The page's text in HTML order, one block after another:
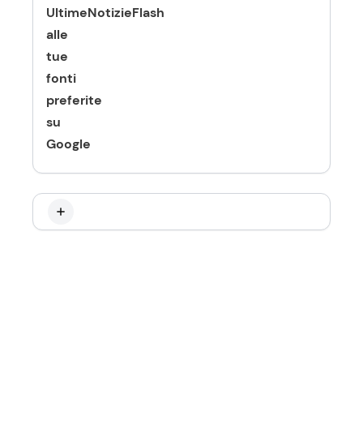
UltimeNotizieFlash
alle
tue
fonti
preferite
su
Google